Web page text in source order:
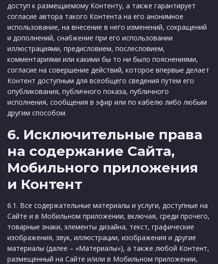
доступ к размещаемому Контенту, а также гарантирует
согласие автора такого Контента на его анонимное
использование, на внесение в него изменений, сокращений
и дополнений, снабжение при его использовании
иллюстрациями, предисловием, послесловием,
комментариями или какими бы то ни было пояснениями,
согласие на совершение действий, которое впервые делает
Контент доступным для всеобщего сведения путем его
опубликования, публичного показа, публичного
исполнения, сообщения в эфир или по кабелю либо любым
другим способом.
6. Исключительные права
на содержание Сайта,
Мобильного приложения
и Контент
6.1. Все содержательные материалы и услуги, доступные на
Сайте и в Мобильном приложении, включая, среди прочего,
товарные знаки, элементы дизайна, текст, графические
изображения, звук, иллюстрации, изображения и другие
материалы (далее – «Материалы»), а также любой Контент,
размещенный на Сайте и/или в Мобильном приложении,